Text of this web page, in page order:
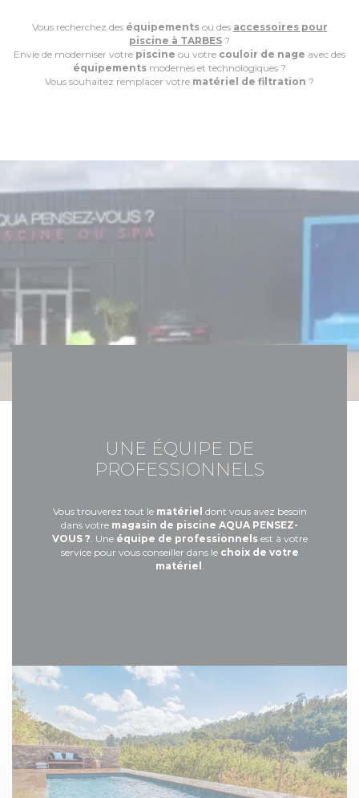
Vous recherchez des équipementsou des accessoires pour
piscine à TARBES ?
Envie de moderniser votre piscine ou votre couloir de nage avec des
équipements modernes et technologiques ?
Vous souhaitez remplacer votre matériel de filtration ?
UNE ÉQUIPE DE
PROFESSIONNELS
Vous trouverez tout le matériel dont vous avez besoin
dans votre magasin de piscine AQUA PENSEZ-
VOUS ? . Une équipe de professionnelsest à votre
service pour vous conseiller dans le choix de votre
matériel